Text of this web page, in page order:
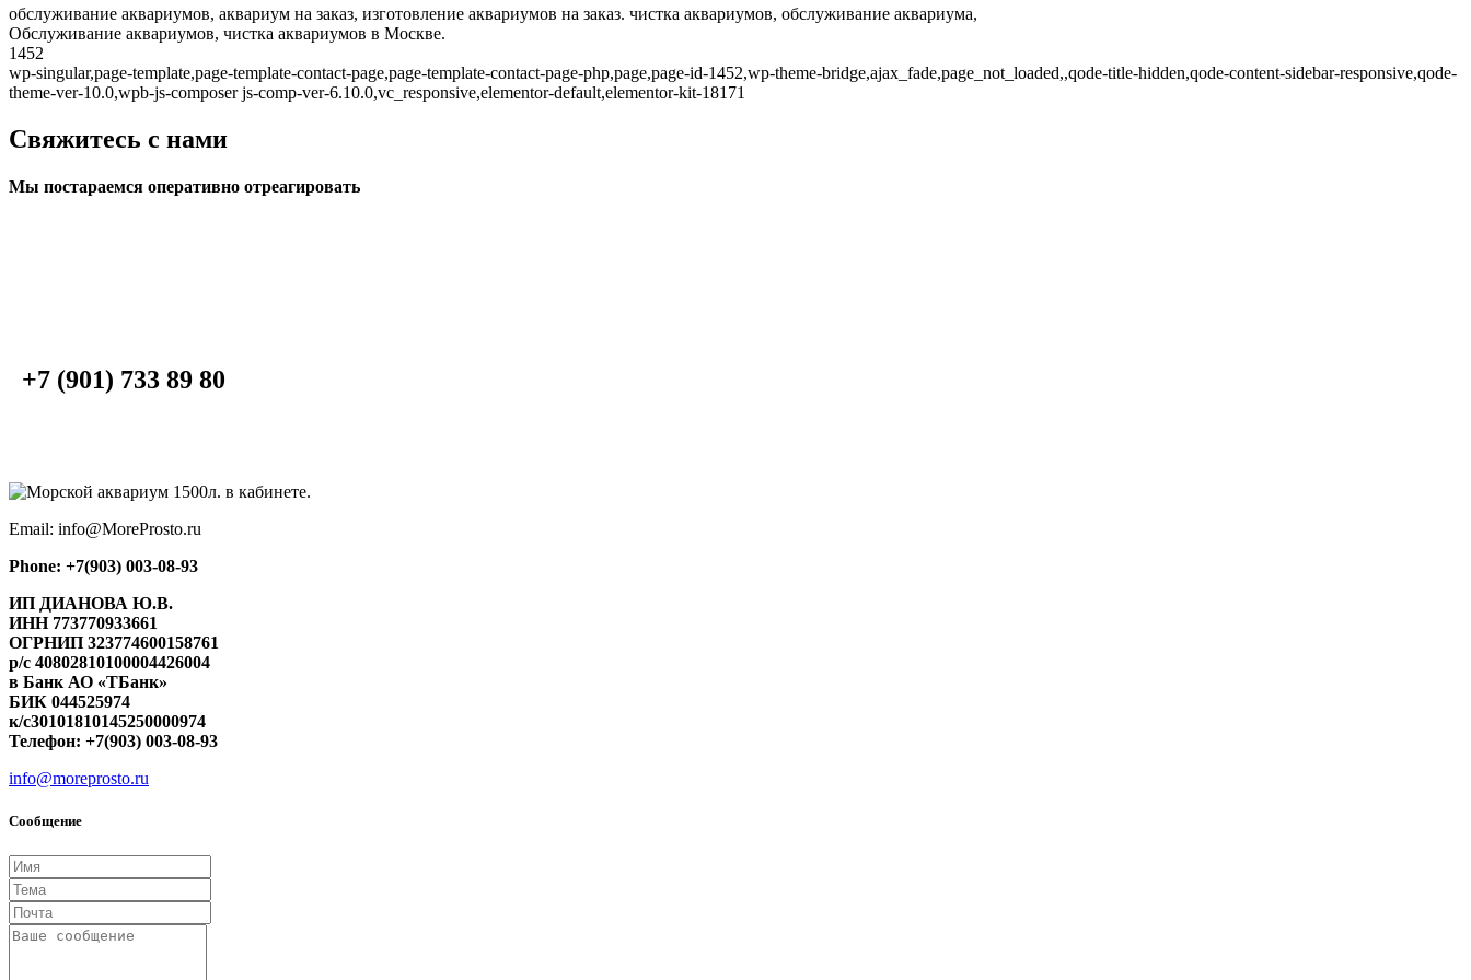
обслуживание аквариумов, аквариум на заказ, изготовление аквариумов на заказ. чистка аквариумов, обслуживание аквариума,
Обслуживание аквариумов, чистка аквариумов в Москве.
1452
wp-singular,page-template,page-template-contact-page,page-template-contact-page-php,page,page-id-1452,wp-theme-bridge,ajax_fade,page_not_loaded,,qode-title-hidden,qode-content-sidebar-responsive,qode-
theme-ver-10.0,wpb-js-composer js-comp-ver-6.10.0,vc_responsive,elementor-default,elementor-kit-18171
Свяжитесь с нами
Мы постараемся оперативно отреагировать
+7 (901) 733 89 80
Email: info@MoreProsto.ru
Phone: +7(903) 003-08-93
ИП ДИАНОВА Ю.В.
ИНН 773770933661
ОГРНИП 323774600158761
р/с 40802810100004426004
в Банк АО «ТБанк»
БИК 044525974
к/с30101810145250000974
Телефон: +7(903) 003-08-93
info@moreprosto.ru
Сообщение